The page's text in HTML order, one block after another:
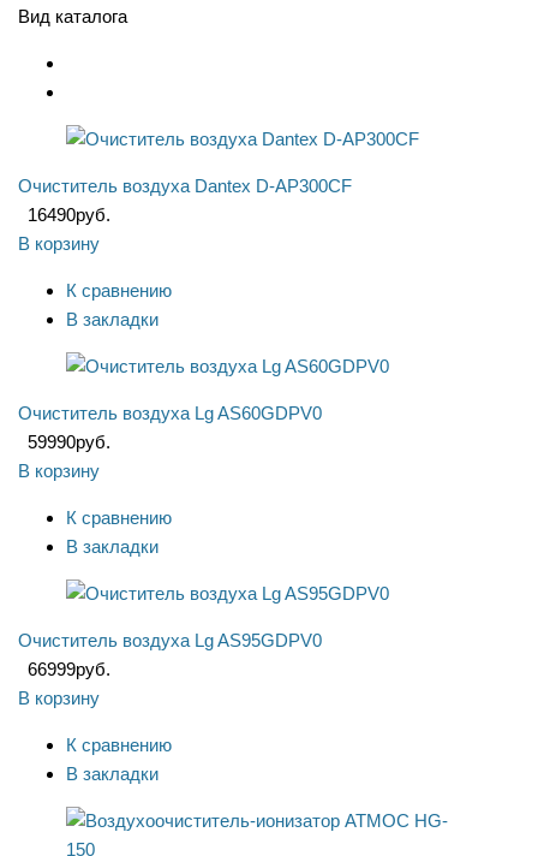
Вид каталога
Очиститель воздуха Dantex D-AP300CF
16490руб.
В корзину
К сравнению
В закладки
Очиститель воздуха Lg AS60GDPV0
59990руб.
В корзину
К сравнению
В закладки
Очиститель воздуха Lg AS95GDPV0
66999руб.
В корзину
К сравнению
В закладки